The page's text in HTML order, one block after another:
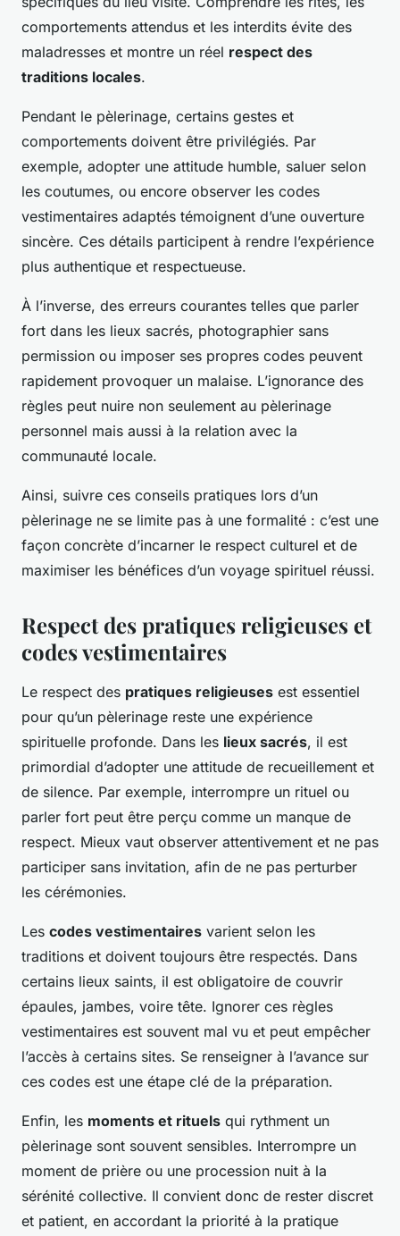
comportements attendus et les interdits évite des
maladresses et montre un réel respect des
traditions locales.
Pendant le pèlerinage, certains gestes et
comportements doivent être privilégiés. Par
exemple, adopter une attitude humble, saluer selon
les coutumes, ou encore observer les codes
vestimentaires adaptés témoignent d’une ouverture
sincère. Ces détails participent à rendre l’expérience
plus authentique et respectueuse.
À l’inverse, des erreurs courantes telles que parler
fort dans les lieux sacrés, photographier sans
permission ou imposer ses propres codes peuvent
rapidement provoquer un malaise. L’ignorance des
règles peut nuire non seulement au pèlerinage
personnel mais aussi à la relation avec la
communauté locale.
Ainsi, suivre ces conseils pratiques lors d’un
pèlerinage ne se limite pas à une formalité : c’est une
façon concrète d’incarner le respect culturel et de
maximiser les bénéfices d’un voyage spirituel réussi.
Respect des pratiques religieuses et
codes vestimentaires
Le respect des pratiques religieuses est essentiel
pour qu’un pèlerinage reste une expérience
spirituelle profonde. Dans les lieux sacrés, il est
primordial d’adopter une attitude de recueillement et
de silence. Par exemple, interrompre un rituel ou
parler fort peut être perçu comme un manque de
respect. Mieux vaut observer attentivement et ne pas
participer sans invitation, afin de ne pas perturber
les cérémonies.
Les codes vestimentaires varient selon les
traditions et doivent toujours être respectés. Dans
certains lieux saints, il est obligatoire de couvrir
épaules, jambes, voire tête. Ignorer ces règles
vestimentaires est souvent mal vu et peut empêcher
l’accès à certains sites. Se renseigner à l’avance sur
ces codes est une étape clé de la préparation.
Enfin, les moments et rituels qui rythment un
pèlerinage sont souvent sensibles. Interrompre un
moment de prière ou une procession nuit à la
sérénité collective. Il convient donc de rester discret
et patient, en accordant la priorité à la pratique